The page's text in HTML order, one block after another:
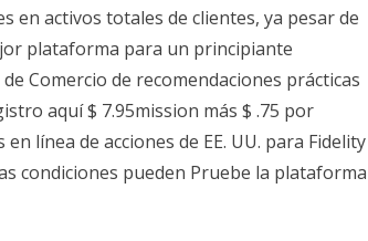
en activos totales de clientes, ya pesar de
plataforma para un principiante
Comercio de recomendaciones prácticas
aquí $ 7.95mission más $ .75 por
línea de acciones de EE. UU. para Fidelity
condiciones pueden Pruebe la plataforma